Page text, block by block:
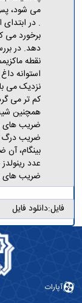
نامه
های
پژوهشی
فرم
های
پژوهشی
می شود،
. در
برخورد می
دهد. در
نقطه
استوانه
نزدیک می
کم تر می
همچنین
ضریب های
ضریب درگ
بینگام، آن
عدد
ضریب های
فایل:دانلود فایل
آپارات